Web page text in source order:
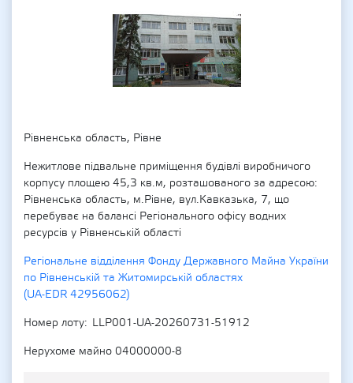
Рівненська область, Рівне
Нежитлове підвальне приміщення будівлі виробничого
корпусу площею 45,3 кв.м, розташованого за адресою:
Рівненська область, м.Рівне, вул.Кавказька, 7, що
перебуває на балансі Регіонального офісу водних
ресурсів у Рівненській області
Регіональне відділення Фонду Державного Майна України
по Рівненській та Житомирській областях
(UA-EDR 42956062)
Номер лоту
LLP001-UA-20260731-51912
Нерухоме майно 04000000-8